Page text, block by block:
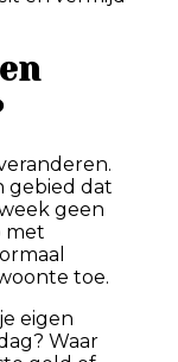
gebied dat
geen
met
toe.
eigen
Waar